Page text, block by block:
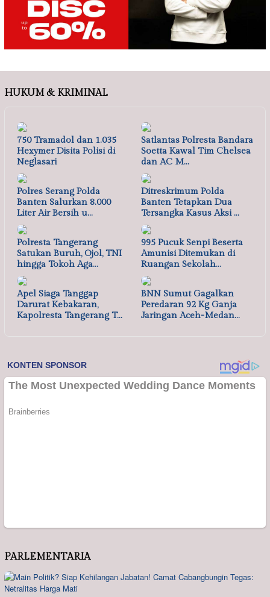
HUKUM & KRIMINAL
750 Tramadol dan 1.035
Hexymer Disita Polisi di
Neglasari
Satlantas Polresta Bandara
Soetta Kawal Tim Chelsea
dan AC M…
Polres Serang Polda
Banten Salurkan 8.000
Liter Air Bersih u…
Ditreskrimum Polda
Banten Tetapkan Dua
Tersangka Kasus Aksi …
Polresta Tangerang
Satukan Buruh, Ojol, TNI
hingga Tokoh Aga…
995 Pucuk Senpi Beserta
Amunisi Ditemukan di
Ruangan Sekolah…
Apel Siaga Tanggap
Darurat Kebakaran,
Kapolresta Tangerang T…
BNN Sumut Gagalkan
Peredaran 92 Kg Ganja
Jaringan Aceh-Medan…
PARLEMENTARIA